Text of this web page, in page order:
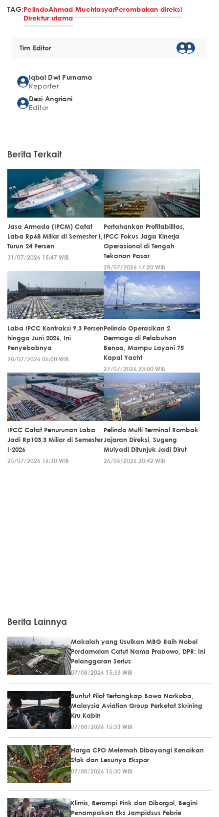
TAG:PelindoAhmad MuchtasyarPerombakan direksi
Direktur utama
Tim Editor
Iqbal Dwi Purnama
Reporter
Desi Angriani
Editor
Berita Terkait
Jasa Armada (IPCM) Catat
Laba Rp68 Miliar di Semester I,
Turun 24 Persen
31/07/2026 15:47 WIB
Pertahankan Profitabilitas,
IPCC Fokus Jaga Kinerja
Operasional di Tengah
Tekanan Pasar
28/07/2026 17:20 WIB
Laba IPCC Kontraksi 9,3 Persen
hingga Juni 2026, Ini
Penyebabnya
28/07/2026 05:00 WIB
Pelindo Operasikan 2
Dermaga di Pelabuhan
Benoa, Mampu Layani 75
Kapal Yacht
27/07/2026 23:00 WIB
IPCC Catat Penurunan Laba
Jadi Rp103,3 Miliar di Semester
I-2026
25/07/2026 16:30 WIB
Pelindo Multi Terminal Rombak
Jajaran Direksi, Sugeng
Mulyadi Ditunjuk Jadi Dirut
26/06/2026 20:42 WIB
Berita Lainnya
Makalah yang Usulkan MBG Raih Nobel
Perdamaian Catut Nama Prabowo, DPR: Ini
Pelanggaran Serius
07/08/2026 15:33 WIB
Buntut Pilot Tertangkap Bawa Narkoba,
Malaysia Aviation Group Perketat Skrining
Kru Kabin
07/08/2026 15:33 WIB
Harga CPO Melemah Dibayangi Kenaikan
Stok dan Lesunya Ekspor
07/08/2026 15:30 WIB
Klimis, Berompi Pink dan Diborgol, Begini
Penampakan Eks Jampidsus Febrie